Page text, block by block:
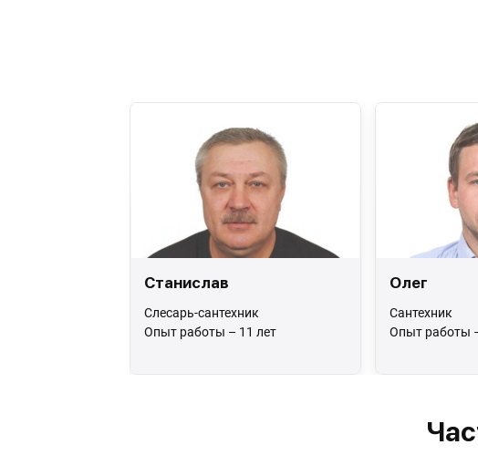
Станислав
Слесарь-сантехник
Опыт работы – 11 лет
Олег
Сантехник
Опыт работы